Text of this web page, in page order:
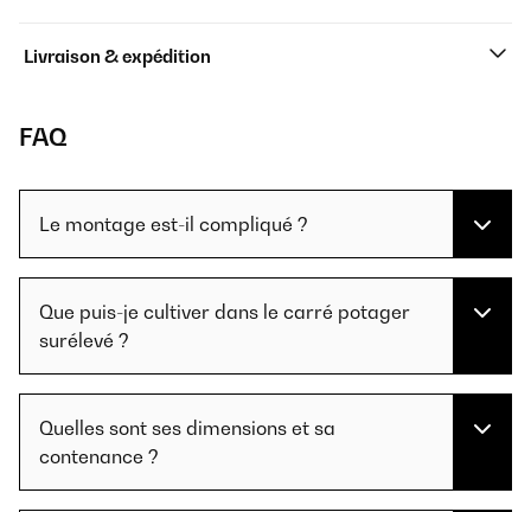
Livraison & expédition
FAQ
Le montage est-il compliqué ?
Que puis-je cultiver dans le carré potager
surélevé ?
Quelles sont ses dimensions et sa
contenance ?